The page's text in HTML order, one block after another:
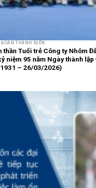
THANH NIÊN
thần Tuổi trẻ Công ty Nhôm
niệm 95 năm Ngày thành lập
– 26/03/2026)